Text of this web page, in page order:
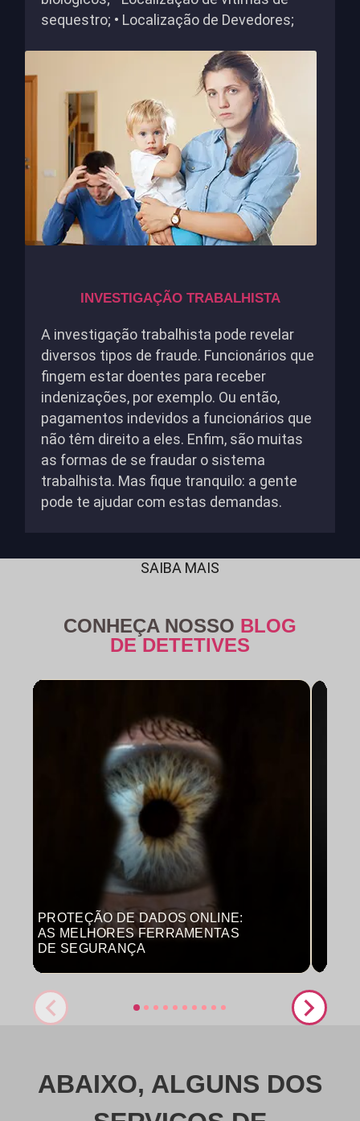
sequestro; • Localização de Devedores;
INVESTIGAÇÃO TRABALHISTA
A investigação trabalhista pode revelar
diversos tipos de fraude. Funcionários que
fingem estar doentes para receber
indenizações, por exemplo. Ou então,
pagamentos indevidos a funcionários que
não têm direito a eles. Enfim, são muitas
as formas de se fraudar o sistema
trabalhista. Mas fique tranquilo: a gente
pode te ajudar com estas demandas.
SAIBA MAIS
CONHEÇA NOSSO BLOG
DE DETETIVES
PROTEÇÃO DE DADOS ONLINE:
AS MELHORES FERRAMENTAS
DE SEGURANÇA
ABAIXO, ALGUNS DOS